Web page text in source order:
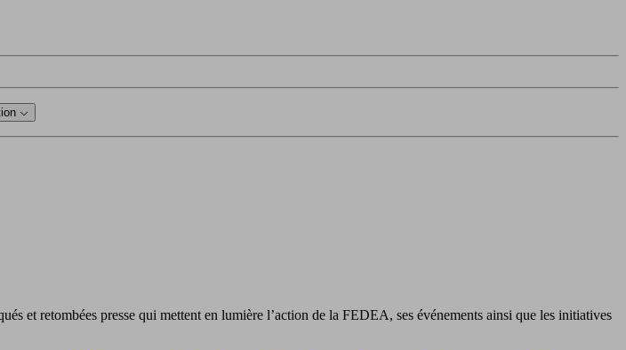
et retombées presse qui mettent en lumière l’action de la FEDEA, ses événements ainsi que les initiatives